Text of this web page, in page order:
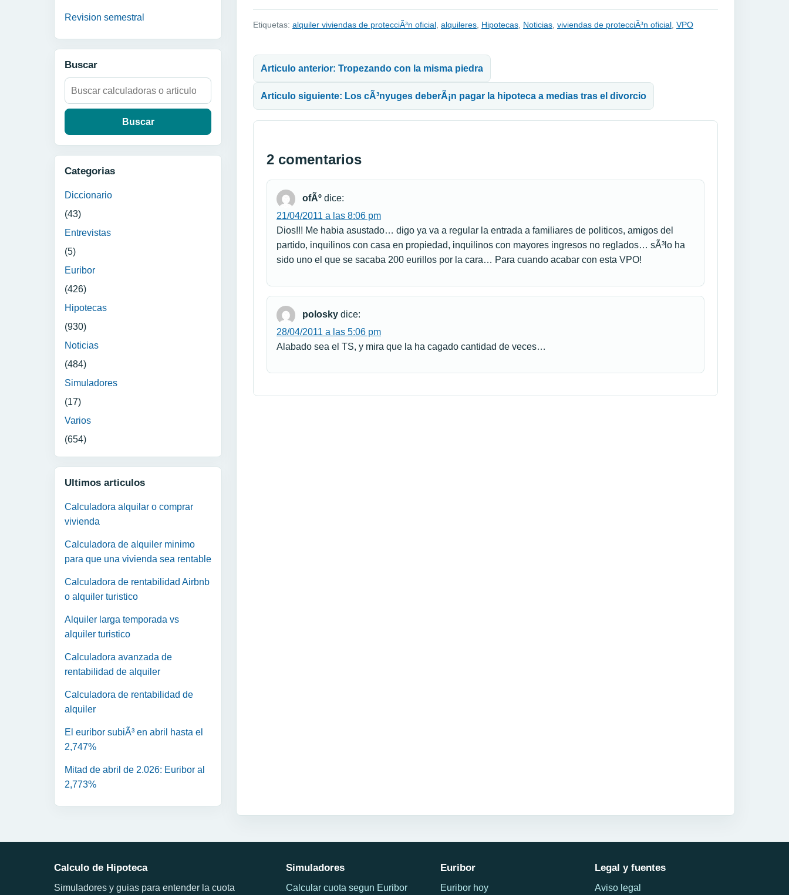
Revision semestral
Buscar
Buscar:
Categorias
Diccionario
(43)
Entrevistas
(5)
Euribor
(426)
Hipotecas
(930)
Noticias
(484)
Simuladores
(17)
Varios
(654)
Ultimos articulos
Calculadora alquilar o comprar
vivienda
Calculadora de alquiler minimo
para que una vivienda sea rentable
Calculadora de rentabilidad Airbnb
o alquiler turistico
Alquiler larga temporada vs
alquiler turistico
Calculadora avanzada de
rentabilidad de alquiler
Calculadora de rentabilidad de
alquiler
El euribor subiÃ³ en abril hasta el
2,747%
Mitad de abril de 2.026: Euribor al
2,773%
Etiquetas: alquiler viviendas de protecciÃ³n oficial alquileres Hipotecas Noticias viviendas de protecciÃ³n oficial VPO
Articulo anterior: Tropezando con la misma piedra
Articulo siguiente: Los cÃ³nyuges deberÃ¡n pagar la hipoteca a medias tras el divorcio
2 comentarios
ofÃº dice:
21/04/2011 a las 8:06 pm
Dios!!! Me habia asustado… digo ya va a regular la entrada a familiares de politicos, amigos del
partido, inquilinos con casa en propiedad, inquilinos con mayores ingresos no reglados… sÃ³lo ha
sido uno el que se sacaba 200 eurillos por la cara… Para cuando acabar con esta VPO!
polosky dice:
28/04/2011 a las 5:06 pm
Alabado sea el TS, y mira que la ha cagado cantidad de veces…
Calculo de Hipoteca
Simuladores y guias para entender la cuota
Simuladores
Calcular cuota segun Euribor
Euribor
Euribor hoy
Legal y fuentes
Aviso legal